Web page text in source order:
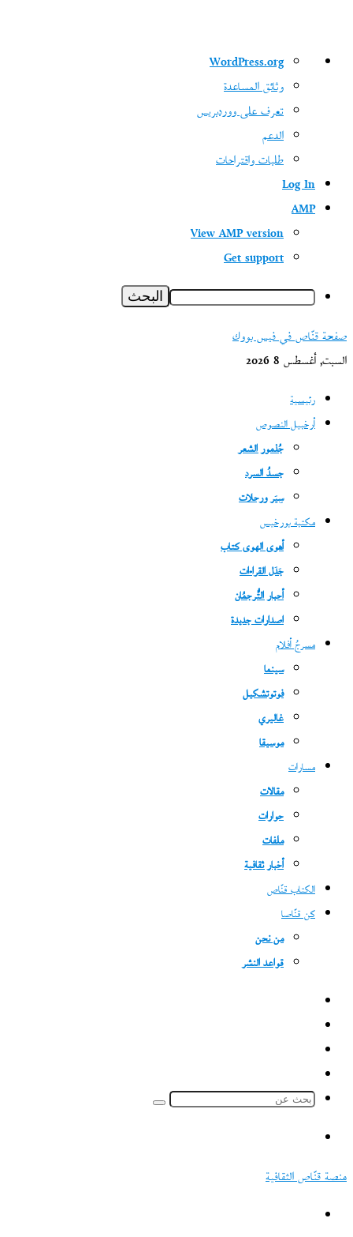
ووردبريس
WordPress.org
وثائق المساعدة
تعرف على ووردبريس
الدعم
طلبات واقتراحات
Log In
AMP
View AMP version
Get support
البحث
صفحة قنّاص في فيس بووك
السبت, أغسطس 8 2026
رئيسية
أرخبيل النصوص
جُذمور الشعر
جسدُ السرد
سِيَر ورحلات
مكتبة بورخيس
أهوى الهوى كتاب
جَدَل القراءات
أحبار التُّرجمُان
اصدارات جديدة
مسرحُ أفلام
سينما
فوتوتشكيل
غاليري
موسيقا
مسارات
مقالات
حوارات
ملفات
أخبار ثقافية
الكتاب قنّاص
كن قنّاصا
من نحن
قواعد النشر
الموقع
منصة قنّاص الثقافية